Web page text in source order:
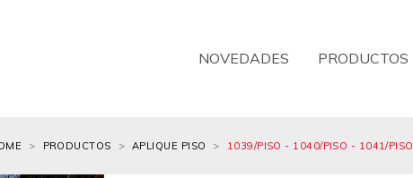
NOVEDADES PRODUCTOS
PRODUCTOS APLIQUE PISO 1039/PISO - 1040/PISO - 1041/PISO